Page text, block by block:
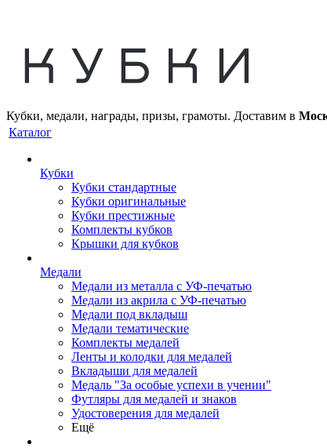
Кубки, медали, награды, призы, грамоты. Доставим в
Каталог
Кубки
Кубки стандартные
Кубки оригинальные
Кубки престижные
Комплекты кубков
Крышки для кубков
Медали
Медали из металла с УФ-печатью
Медали из акрила с УФ-печатью
Медали под вкладыш
Медали тематические
Комплекты медалей
Ленты и колодки для медалей
Вкладыши для медалей
Медаль "За особые успехи в учении"
Футляры для медалей и знаков
Удостоверения для медалей
Ещё